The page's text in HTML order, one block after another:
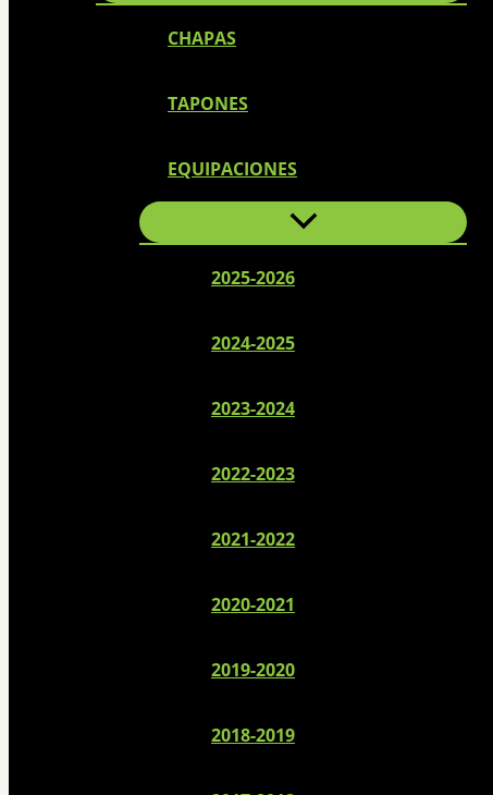
CHAPAS
TAPONES
EQUIPACIONES
2025-2026
2024-2025
2023-2024
2022-2023
2021-2022
2020-2021
2019-2020
2018-2019